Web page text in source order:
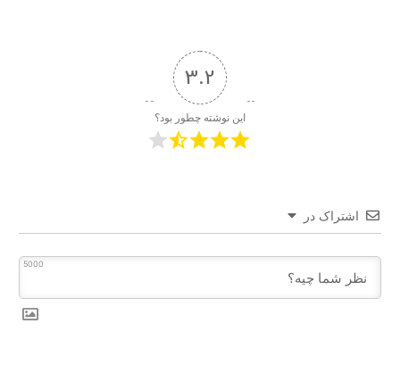
3.2
این نوشته چطور بود؟
اشتراک در
5000